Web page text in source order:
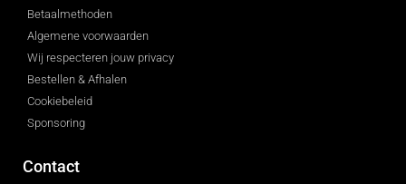
Betaalmethoden
Algemene voorwaarden
Wij respecteren jouw privacy
Bestellen & Afhalen
Cookiebeleid
Sponsoring
Contact